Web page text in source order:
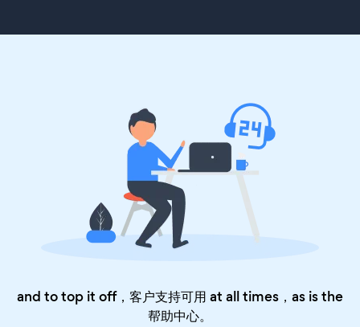
and to top it off，客户支持可用 at all times，as is the
帮助中心。